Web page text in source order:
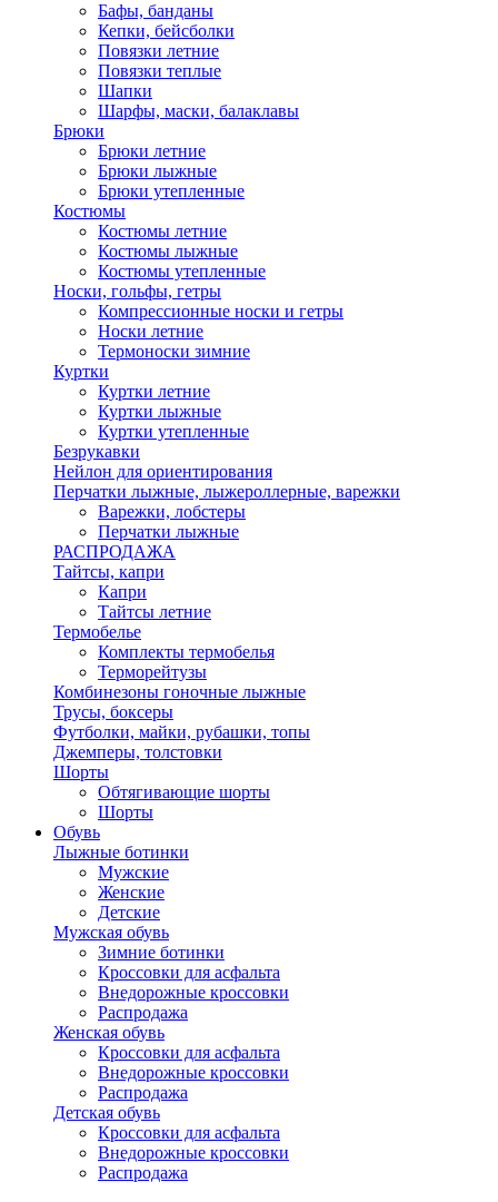
Бафы, банданы
Кепки, бейсболки
Повязки летние
Повязки теплые
Шапки
Шарфы, маски, балаклавы
Брюки
Брюки летние
Брюки лыжные
Брюки утепленные
Костюмы
Костюмы летние
Костюмы лыжные
Костюмы утепленные
Носки, гольфы, гетры
Компрессионные носки и гетры
Носки летние
Термоноски зимние
Куртки
Куртки летние
Куртки лыжные
Куртки утепленные
Безрукавки
Нейлон для ориентирования
Перчатки лыжные, лыжероллерные, варежки
Варежки, лобстеры
Перчатки лыжные
РАСПРОДАЖА
Тайтсы, капри
Капри
Тайтсы летние
Термобелье
Комплекты термобелья
Терморейтузы
Комбинезоны гоночные лыжные
Трусы, боксеры
Футболки, майки, рубашки, топы
Джемперы, толстовки
Шорты
Обтягивающие шорты
Шорты
Обувь
Лыжные ботинки
Мужские
Женские
Детские
Мужская обувь
Зимние ботинки
Кроссовки для асфальта
Внедорожные кроссовки
Распродажа
Женская обувь
Кроссовки для асфальта
Внедорожные кроссовки
Распродажа
Детская обувь
Кроссовки для асфальта
Внедорожные кроссовки
Распродажа